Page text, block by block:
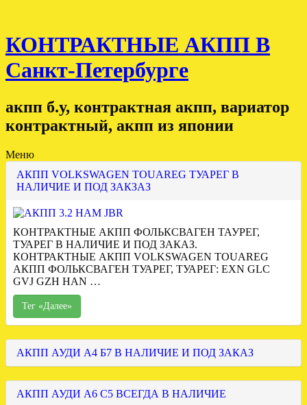
КОНТРАКТНЫЕ АКПП В
Санкт-Петербурге
акпп б.у, контрактная акпп, вариатор
контрактный, акпп из японии
Меню
АКПП VOLKSWAGEN TOUAREG ТУАРЕГ В
НАЛИЧИЕ И ПОД ЗАКЗАЗ
КОНТРАКТНЫЕ АКПП ФОЛЬКСВАГЕН ТАУРЕГ,
ТУАРЕГ В НАЛИЧИЕ И ПОД ЗАКАЗ.
КОНТРАКТНЫЕ АКПП VOLKSWAGEN TOUAREG
АКПП ФОЛЬКСВАГЕН ТУАРЕГ, ТУАРЕГ: EXN GLC
GVJ GZH HAN …
Тег «Далее»
АКПП АУДИ А4 Б7 В НАЛИЧИЕ И ПОД ЗАКАЗ
АКПП АУДИ А6 С5 ВСЕГДА В НАЛИЧИЕ